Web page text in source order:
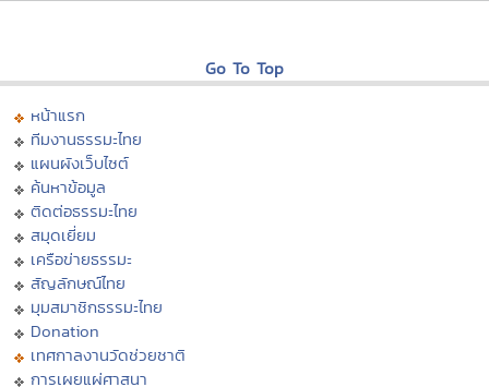
Go To Top
หน้าแรก
ทีมงานธรรมะไทย
แผนผังเว็บไซต์
ค้นหาข้อมูล
ติดต่อธรรมะไทย
สมุดเยี่ยม
เครือข่ายธรรมะ
สัญลักษณ์ไทย
มุมสมาชิกธรรมะไทย
Donation
เทศกาลงานวัดช่วยชาติ
การเผยแผ่ศาสนา